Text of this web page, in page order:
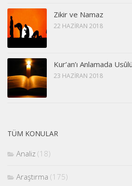
Zikir ve Namaz
22 HAZIRAN 2018
Kur’an’ı Anlamada
23 HAZIRAN 2018
TÜM KONULAR
Analiz (18)
Araştırma (175)